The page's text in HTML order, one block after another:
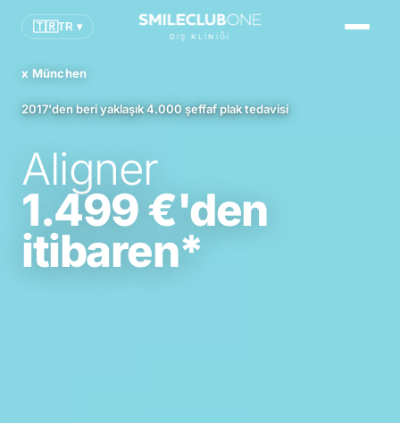
🇹🇷TR ▾
DIŞ KLINIĞI
CGN
x München
2017'den beri yaklaşık 4.000 şeffaf plak tedavisi
Aligner
1.499 €'den
itibaren*